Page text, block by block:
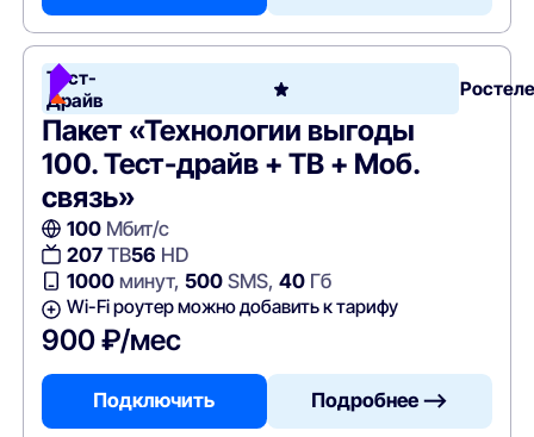
Тест-
Драйв
Пакет «Технологии выгоды
100. Тест-драйв + ТВ + Моб.
связь»
100Мбит/с
207ТВ56 HD
1000минут, 500SMS, 40Гб
Wi-Fi роутер можно добавить к тарифу
900 ₽/мес
Подключить Подробнее —>